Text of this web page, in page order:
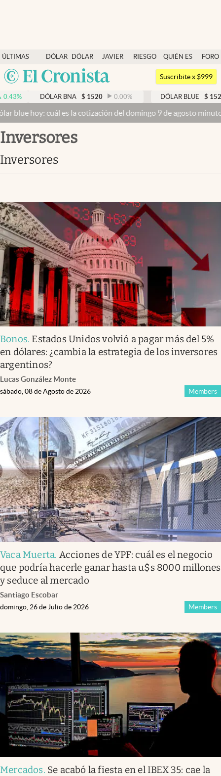
ÚLTIMAS
NOTICIAS
DÓLAR
DÓLAR
BLUE
JAVIER
RIESGO
QUIÉN ES
QUIÉN
FORO
Argentina
México
Dólar
Members
Economía y Política
Finanzas y Mercados
Mercados Online
Apertura
Infotechnology
Clase
Clima
Mundial 2026
Eventos Corporativos
El Cronista Studio
Mediakit
abre en nueva pestaña
Argentina
Suscribite x $999
DÓLAR BNA $ 1520 0.00% DÓLAR BLUE $ 1525 -0.33%
es la cotización del domingo 9 de agosto minuto a minuto
inversores
inversores
Bonos. Estados Unidos volvió a pagar más del 5%
en dólares: ¿cambia la estrategia de los inversores
argentinos?
Lucas González Monte
Members
sábado, 08 de Agosto de 2026
Vaca Muerta. Acciones de YPF: cuál es el negocio
que podría hacerle ganar hasta u$s 8000 millones
y seduce al mercado
Santiago Escobar
Members
domingo, 26 de Julio de 2026
Mercados. Se acabó la fiesta en el IBEX 35: cae la